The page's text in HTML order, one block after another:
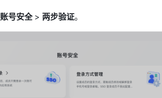
账号安全 > 两步验证。